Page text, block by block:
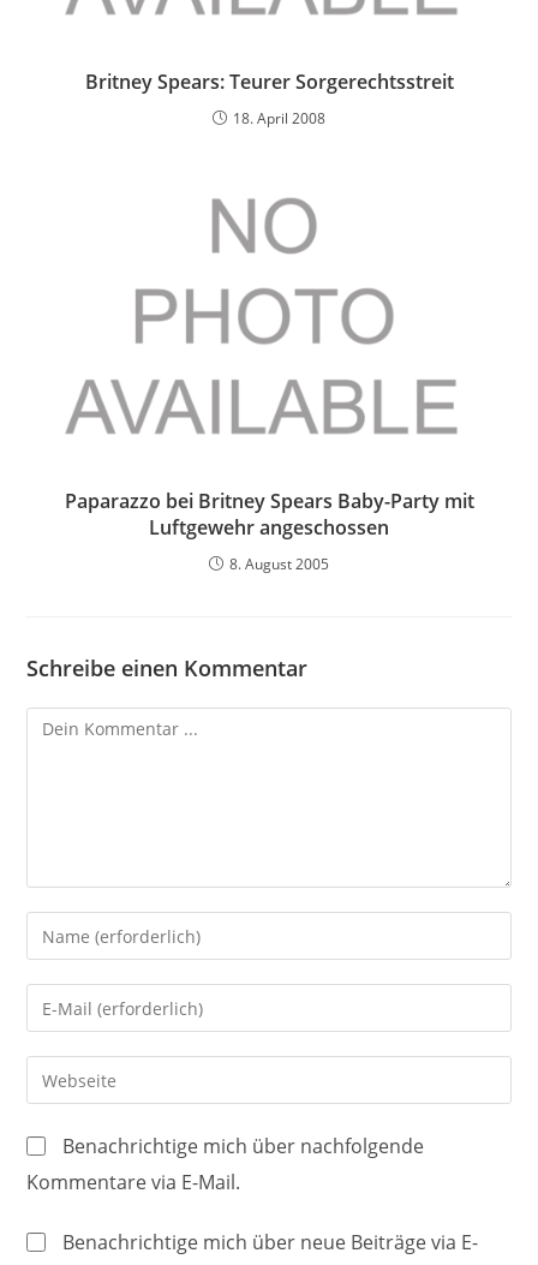
Britney Spears: Teurer Sorgerechtsstreit
18. April 2008
Paparazzo bei Britney Spears Baby-Party mit
Luftgewehr angeschossen
8. August 2005
Schreibe einen Kommentar
Kommentieren
Gib
deinen
Namen
oder
Benutzernamen
zum
ein
Gib
deine
E-
Mail-
zum
Kommentieren
Gib
deine
Website-
URL
ein
Benachrichtige mich über nachfolgende
Kommentare via E-Mail.
Benachrichtige mich über neue Beiträge via E-